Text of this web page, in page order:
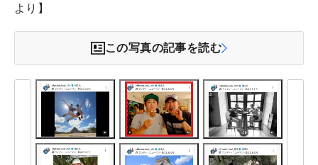
より】
この写真の記事を読む